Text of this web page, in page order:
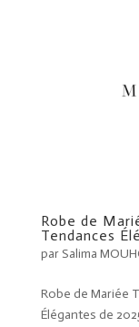
Robe de
Tendances
par Salima
Robe de Mariée
Élégantes de